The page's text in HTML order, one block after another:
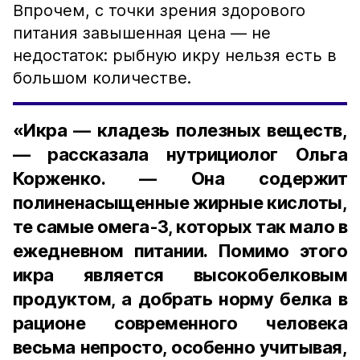
Впрочем, с точки зрения здорового
питания завышенная цена — не
недостаток: рыбную икру нельзя есть в
большом количестве.
«Икра — кладезь полезных веществ,
— рассказала нутрициолог Ольга
Корженко. — Она содержит
полиненасыщенные жирные кислоты,
те самые омега-3, которых так мало в
ежедневном питании. Помимо этого
икра является высокобелковым
продуктом, а добрать норму белка в
рационе современного человека
весьма непросто, особенно учитывая,